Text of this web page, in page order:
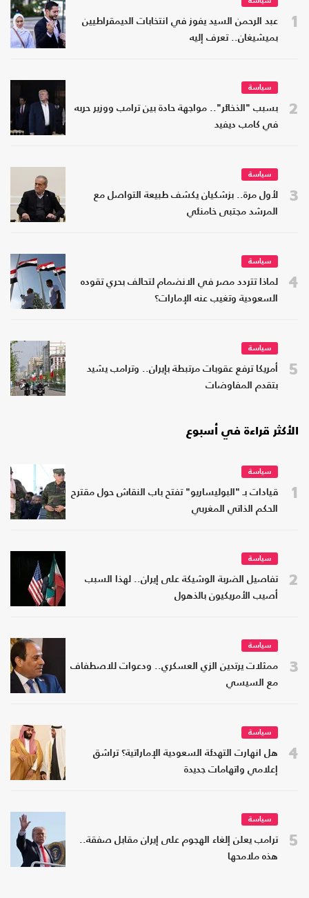
1
عبد الرحمن السيد يفوز في انتخابات الديمقراطيين
بميشيغان.. تعرف إليه
2
سياسة
بسبب "الذخائر".. مواجهة حادة بين ترامب ووزير حربه
في كامب ديفيد
3
سياسة
لأول مرة.. بزشكيان يكشف طبيعة التواصل مع
المرشد مجتبى خامنئي
4
سياسة
لماذا تتردد مصر في الانضمام لتحالف بحري تقوده
السعودية وتغيب عنه الإمارات؟
5
سياسة
أمريكا ترفع عقوبات مرتبطة بإيران.. وترامب يشيد
بتقدم المفاوضات
الأكثر قراءة في أسبوع
1
سياسة
قيادات بـ "البوليساريو" تفتح باب النقاش حول مقترح
الحكم الذاتي المغربي
2
سياسة
تفاصيل الضربة الوشيكة على إيران.. لهذا السبب
أصيب الأمريكيون بالذهول
3
سياسة
ممثلات يرتدين الزي العسكري.. ودعوات للاصطفاف
مع السيسي
4
سياسة
هل انهارت التهدئة السعودية الإماراتية؟ تراشق
إعلامي واتهامات جديدة
5
سياسة
ترامب يعلن إلغاء الهجوم على إيران مقابل صفقة..
هذه ملامحها